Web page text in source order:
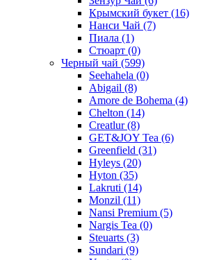
Крымский букет (16)
Нанси Чай (7)
Пиала (1)
Стюарт (0)
Черный чай (599)
Seehahela (0)
Abigail (8)
Amore de Bohema (4)
Chelton (14)
Creatlur(8)
GET&JOY Tea (6)
Greenfield (31)
Hyleys (20)
Hyton (35)
Lakruti (14)
Monzil (11)
Nansi Premium (5)
Nargis Tea (0)
Steuarts (3)
Sundari (9)